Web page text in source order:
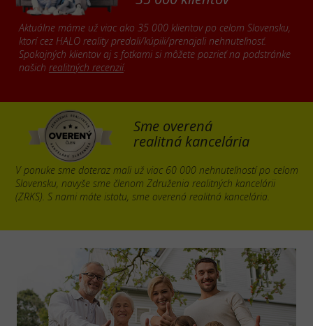
Aktuálne máme už viac ako 35 000 klientov po celom Slovensku,
ktorí cez HALO reality predali/kúpili/prenajali nehnuteľnosť.
Spokojných klientov aj s fotkami si môžete pozrieť na podstránke
našich realitných recenzií.
Sme overená
realitná kancelária
V ponuke sme doteraz mali už viac 60 000 nehnuteľností po celom
Slovensku, navyše sme členom Združenia realitných kancelárii
(ZRKS). S nami máte istotu, sme overená realitná kancelária.